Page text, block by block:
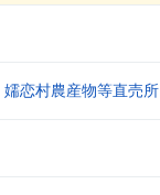
恋村農産物等直売所